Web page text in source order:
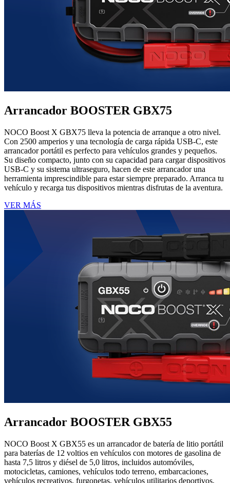
Arrancador BOOSTER GBX75
NOCO Boost X GBX75 lleva la potencia de arranque a otro nivel.
Con 2500 amperios y una tecnología de carga rápida USB-C, este
arrancador portátil es perfecto para vehículos grandes y pequeños.
Su diseño compacto, junto con su capacidad para cargar dispositivos
USB-C y su sistema ultraseguro, hacen de este arrancador una
herramienta imprescindible para estar siempre preparado. Arranca tu
vehículo y recarga tus dispositivos mientras disfrutas de la aventura.
VER MÁS
Arrancador BOOSTER GBX55
NOCO Boost X GBX55 es un arrancador de batería de litio portátil
para baterías de 12 voltios en vehículos con motores de gasolina de
hasta 7,5 litros y diésel de 5,0 litros, incluidos automóviles,
motocicletas, camiones, vehículos todo terreno, embarcaciones,
vehículos recreativos, furgonetas, vehículos utilitarios deportivos,